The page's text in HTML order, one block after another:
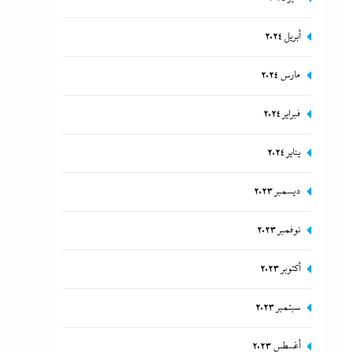
أبريل 2024
مارس 2024
فبراير 2024
يناير 2024
ديسمبر 2023
نوفمبر 2023
أكتوبر 2023
سبتمبر 2023
أغسطس 2023